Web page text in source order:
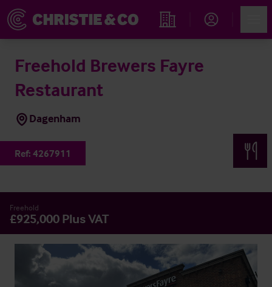
Immobiliensuche
Freehold Brewers Fayre
Restaurant
Dagenham
Ref: 4267911
Freehold
£925,000 Plus VAT